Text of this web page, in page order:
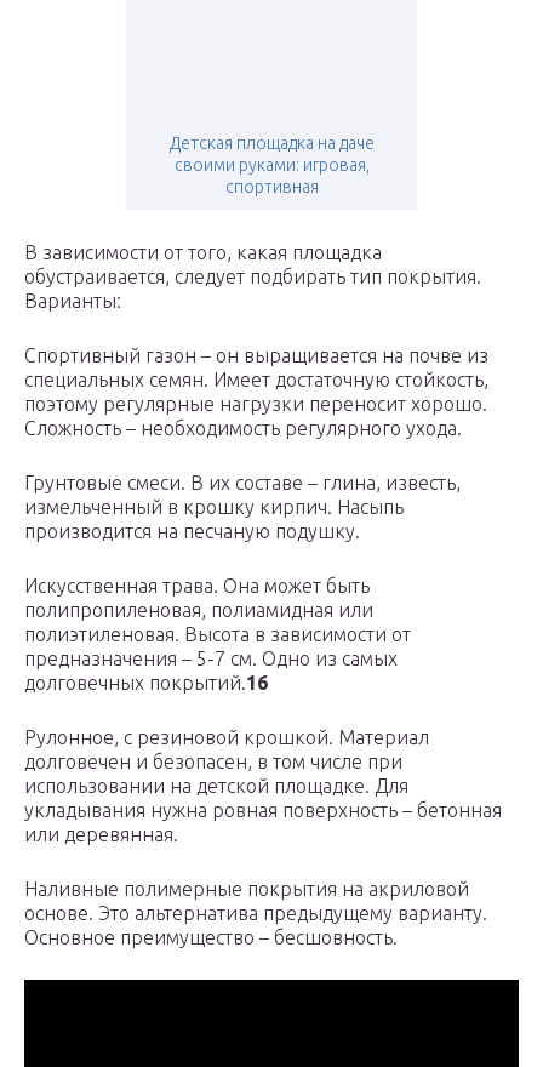
Детская площадка на даче
своими руками: игровая,
спортивная
В зависимости от того, какая площадка
обустраивается, следует подбирать тип покрытия.
Варианты:
Спортивный газон – он выращивается на почве из
специальных семян. Имеет достаточную стойкость,
поэтому регулярные нагрузки переносит хорошо.
Сложность – необходимость регулярного ухода.
Грунтовые смеси. В их составе – глина, известь,
измельченный в крошку кирпич. Насыпь
производится на песчаную подушку.
Искусственная трава. Она может быть
полипропиленовая, полиамидная или
полиэтиленовая. Высота в зависимости от
предназначения – 5-7 см. Одно из самых
долговечных покрытий.16
Рулонное, с резиновой крошкой. Материал
долговечен и безопасен, в том числе при
использовании на детской площадке. Для
укладывания нужна ровная поверхность – бетонная
или деревянная.
Наливные полимерные покрытия на акриловой
основе. Это альтернатива предыдущему варианту.
Основное преимущество – бесшовность.